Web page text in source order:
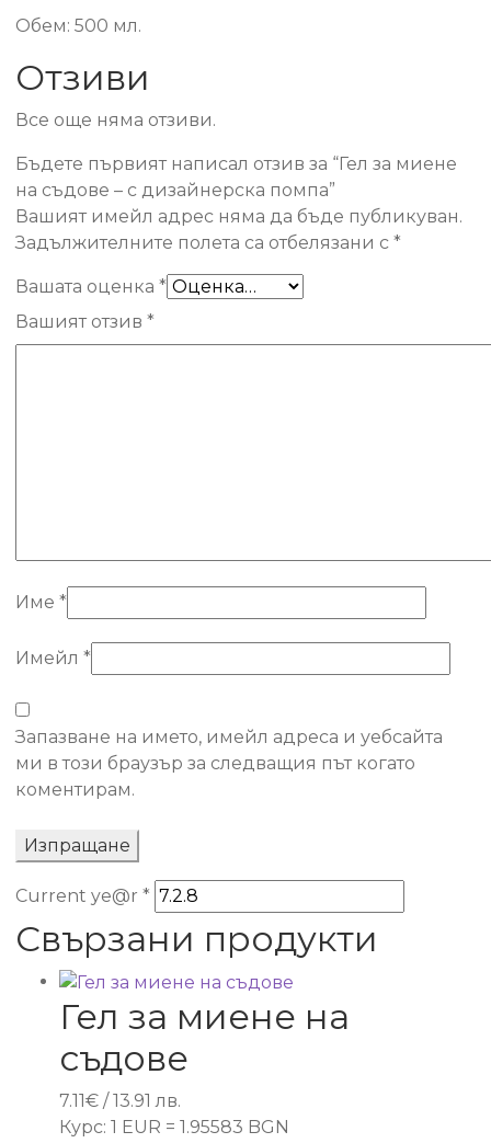
Обем: 500 мл.
Отзиви
Все още няма отзиви.
Бъдете първият написал отзив за “Гел за миене
на съдове – с дизайнерска помпа”
Вашият имейл адрес няма да бъде публикуван.
Задължителните полета са отбелязани с *
Вашата оценка *
Вашият отзив *
Име *
Имейл *
Запазване на името, имейл адреса и уебсайта
ми в този браузър за следващия път когато
коментирам.
Current ye@r *
Свързани продукти
Гел за миене на
съдове
7.11€ / 13.91 лв.
Курс: 1 EUR = 1.95583 BGN